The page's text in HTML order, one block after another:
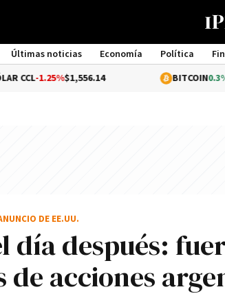
Últimas noticias Economía Política
$1,556.14 0.3%$64,970.67
día después:
de acciones
DE EE.UU.